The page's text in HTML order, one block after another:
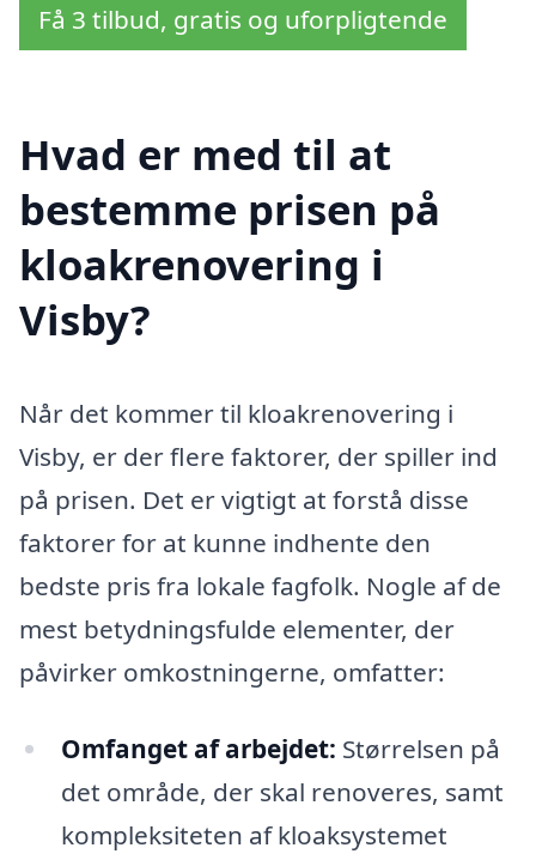
Få 3 tilbud, gratis og uforpligtende
Hvad er med til at
bestemme prisen på
kloakrenovering i
Visby?
Når det kommer til kloakrenovering i
Visby, er der flere faktorer, der spiller ind
på prisen. Det er vigtigt at forstå disse
faktorer for at kunne indhente den
bedste pris fra lokale fagfolk. Nogle af de
mest betydningsfulde elementer, der
påvirker omkostningerne, omfatter:
Omfanget af arbejdet: Størrelsen på
det område, der skal renoveres, samt
kompleksiteten af kloaksystemet